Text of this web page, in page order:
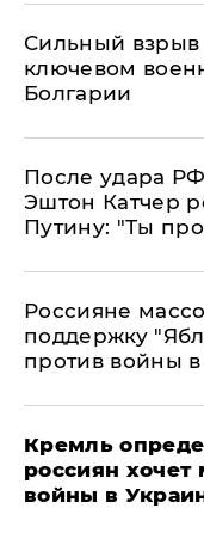
Сильный
ключевом
Болгарии
После удара
Эштон Катчер
Путину: "Ты
Россияне
поддержку
против войны
Кремль
россиян хочет
войны в